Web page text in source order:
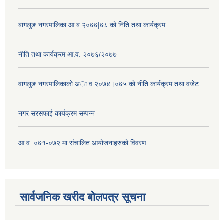
बागलुङ नगरपालिका आ.ब २०७७|७८ को निति तथा कार्यक्रम
नीति तथा कार्यक्रम आ.व. २०७६/२०७७
वागलुङ नगरपालिकाकाे अा‍ व २०७४।०७५ काे नीति कार्यक्रम तथा वजेट
नगर सरसफाई कार्यक्रम सम्पन्न
आ.व. ०७१-०७२ मा संचालित आयोजनाहरुको विवरण
सार्वजनिक खरीद बोलपत्र सूचना